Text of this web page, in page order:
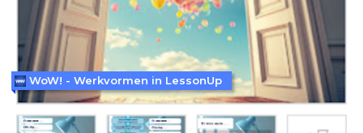
WoW! - Werkvormen in LessonUp